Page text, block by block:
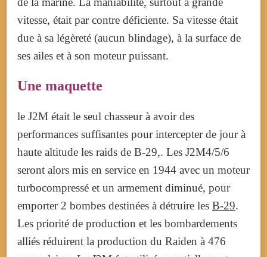
vitesse, était par contre déficiente. Sa vitesse était
due à sa légèreté (aucun blindage), à la surface de
ses ailes et à son moteur puissant.
Une maquette
le J2M était le seul chasseur à avoir des
performances suffisantes pour intercepter de jour à
haute altitude les raids de B-29,. Les J2M4/5/6
seront alors mis en service en 1944 avec un moteur
turbocompressé et un armement diminué, pour
emporter 2 bombes destinées à détruire les B-29.
Les priorité de production et les bombardements
alliés réduirent la production du Raiden à 476